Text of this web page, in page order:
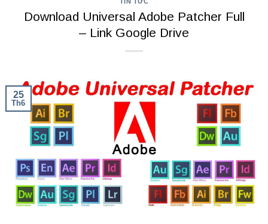
Download Universal Adobe Patcher Full
– Link Google Drive
25
Th6